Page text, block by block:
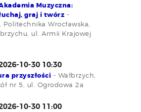
Muzyczna:
graj i twórz -
Politechnika Wrocławska,
ul. Armii Krajowej
10-30 10:30
przyszłości - Wałbrzych,
nr 5, ul. Ogrodowa 2a
10-30 11:00